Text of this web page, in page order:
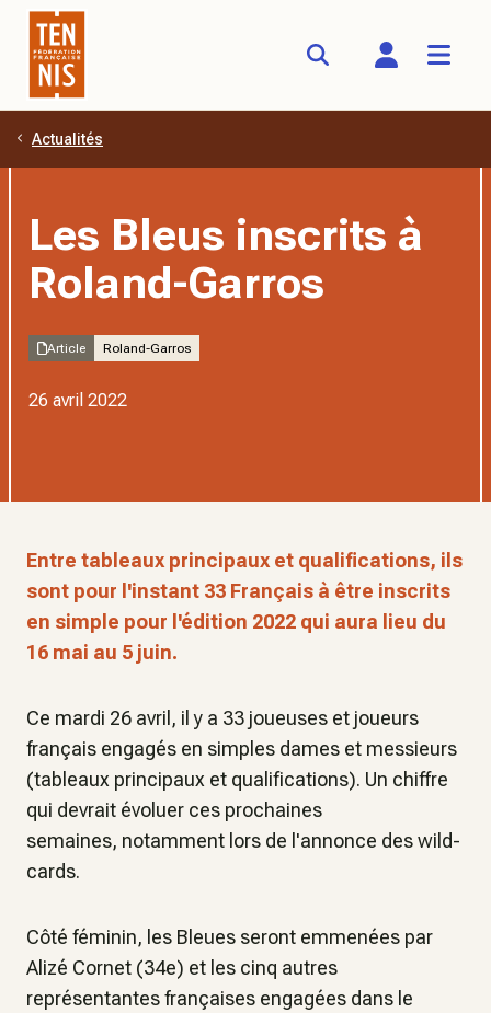
Aller au contenu principal
Actualités
Les Bleus inscrits à
Roland-Garros
Article Roland-Garros
26 avril 2022
Entre tableaux principaux et qualifications, ils
sont pour l'instant 33 Français à être inscrits
en simple pour l'édition 2022 qui aura lieu du
16 mai au 5 juin.
Ce mardi 26 avril, il y a 33 joueuses et joueurs
français engagés en simples dames et messieurs
(tableaux principaux et qualifications). Un chiffre
qui devrait évoluer ces prochaines
semaines, notamment lors de l'annonce des wild-
cards.
Côté féminin, les Bleues seront emmenées par
Alizé Cornet (34e) et les cinq autres
représentantes françaises engagées dans le